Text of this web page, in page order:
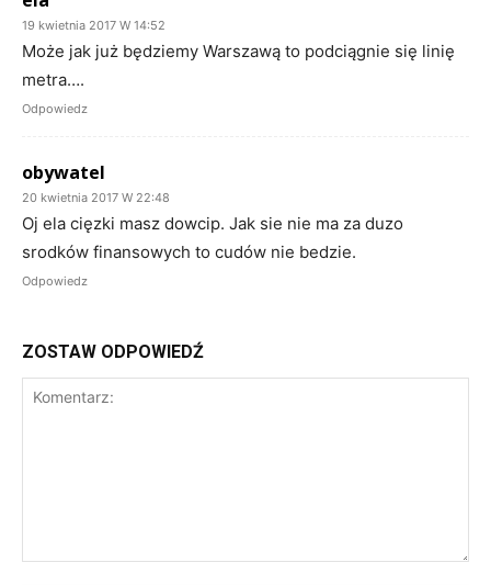
19 kwietnia 2017 W 14:52
Może jak już będziemy Warszawą to podciągnie się linię
metra….
Odpowiedz
obywatel
20 kwietnia 2017 W 22:48
Oj ela cięzki masz dowcip. Jak sie nie ma za duzo
srodków finansowych to cudów nie bedzie.
Odpowiedz
ZOSTAW ODPOWIEDŹ